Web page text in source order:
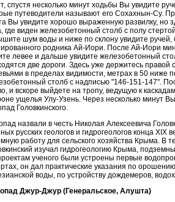
спустя несколько минут ходьбы Вы увидите
путеводители называют его Сохахнын-Су.
Вы увидите хорошо выраженную развилку, но
где виден железобетонный столб с полу
шум воды и ниже по склону увидите
родника Ай-Иори. После Ай-Иори
левее и дальше увидите железобетонный
две дороги. Здесь уже держитесь правой
в пределах видимости, метрах в 50 ниже
столб с надписью "146-151-147".
и вскоре выйдете на тропу, ведущую к
ущелья Улу-Узень. Через несколько минут
Головкинского.
назвали в честь Николая Алексеевича
русских геологов и гидрогеологов конца XIX
работу для сельского хозяйства Крыма. В
изучал гидрогеологию Крыма,
ученого были устроены первые
он дал практические указания по
воды, по устройству дождемеров,
Джур-Джур (Генеральское, Алушта)